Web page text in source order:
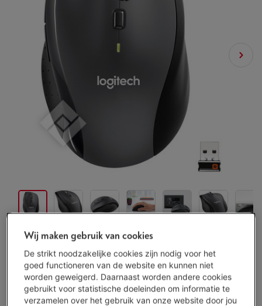
€ 29,99
Koop nu
Wij maken gebruik van cookies
De strikt noodzakelijke cookies zijn nodig voor het
goed functioneren van de website en kunnen niet
worden geweigerd. Daarnaast worden andere cookies
gebruikt voor statistische doeleinden om informatie te
verzamelen over het gebruik van onze website door jou